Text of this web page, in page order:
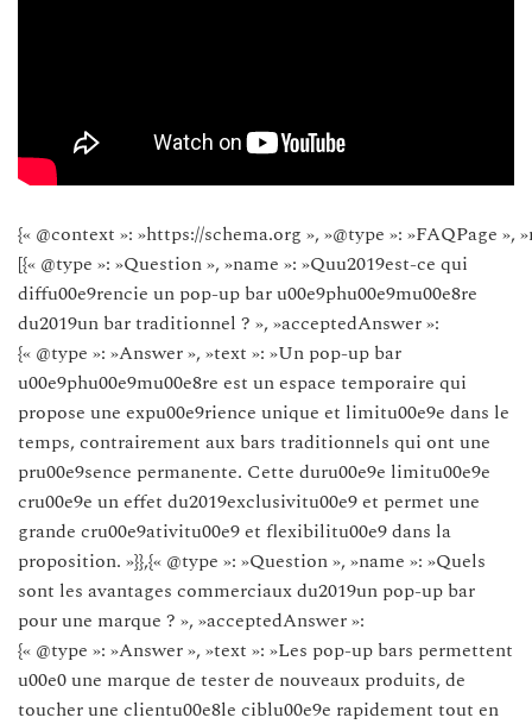
{« @context »: »https://schema.org », »@type »: »FAQPage »,
[{« @type »: »Question », »name »: »Quu2019est-ce qui
diffu00e9rencie un pop-up bar u00e9phu00e9mu00e8re
du2019un bar traditionnel ? », »acceptedAnswer »:
{« @type »: »Answer », »text »: »Un pop-up bar
u00e9phu00e9mu00e8re est un espace temporaire qui
propose une expu00e9rience unique et limitu00e9e dans le
temps, contrairement aux bars traditionnels qui ont une
pru00e9sence permanente. Cette duru00e9e limitu00e9e
cru00e9e un effet du2019exclusivitu00e9 et permet une
grande cru00e9ativitu00e9 et flexibilitu00e9 dans la
proposition. »}},{« @type »: »Question », »name »: »Quels
sont les avantages commerciaux du2019un pop-up bar
pour une marque ? », »acceptedAnswer »:
{« @type »: »Answer », »text »: »Les pop-up bars permettent
u00e0 une marque de tester de nouveaux produits, de
toucher une clientu00e8le ciblu00e9e rapidement tout en